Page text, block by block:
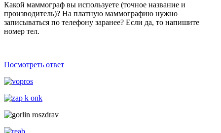
Какой маммограф вы используете (точное название и
производитель)? На платную маммографию нужно
записываться по телефону заранее? Если да, то напишите
номер тел.
Посмотреть ответ